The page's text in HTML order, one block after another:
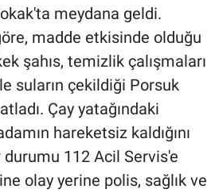
meydana geldi.
madde etkisinde olduğu
şahıs, temizlik çalışmaları
suların çekildiği Porsuk
Çay yatağındaki
hareketsiz kaldığını
112 Acil Servis'e
olay yerine polis, sağlık ve